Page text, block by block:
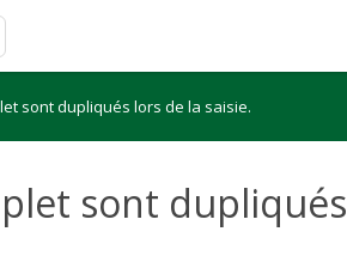
sont dupliqués lors de la saisie.
sont dupliqués